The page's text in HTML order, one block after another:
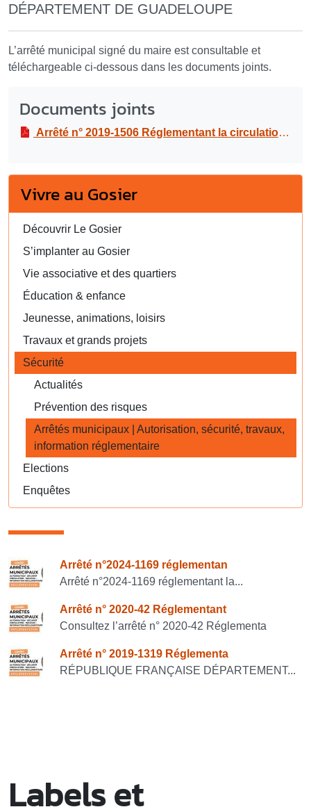
DÉPARTEMENT DE GUADELOUPE
L’arrêté municipal signé du maire est consultable et
téléchargeable ci-dessous dans les documents joints.
Documents joints
Arrêté n° 2019-1506 Réglementant la circulation et le stationnement pour des travaux de construction d’un branchement pour l’évacuation des eaux usées au 44 boulevard Amédée CLARA, le mercredi 16 et le jeudi 17 octobre 2019
Vivre au Gosier
Découvrir Le Gosier
S’implanter au Gosier
Vie associative et des quartiers
Éducation & enfance
Jeunesse, animations, loisirs
Travaux et grands projets
Sécurité
Actualités
Prévention des risques
Arrêtés municipaux | Autorisation, sécurité, travaux,
information réglementaire
Elections
Enquêtes
Consulter également
Arrêté n°2024-1169 réglementan
Arrêté n°2024-1169 réglementant la...
Arrêté n° 2020-42 Réglementant
Consultez l’arrêté n° 2020-42 Réglementa
Arrêté n° 2019-1319 Réglementa
RÉPUBLIQUE FRANÇAISE DÉPARTEMENT...
Labels et